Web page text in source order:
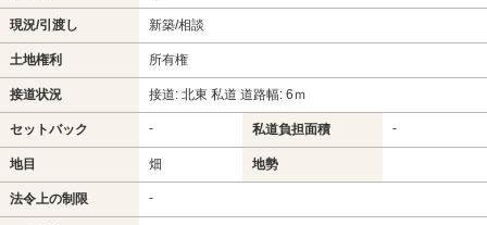
現況/引渡し 新築/相談
土地権利 所有権
接道状況 接道: 北東 私道 道路幅: 6ｍ
セットバック - 私道負担面積 -
地目 畑 地勢
法令上の制限 -